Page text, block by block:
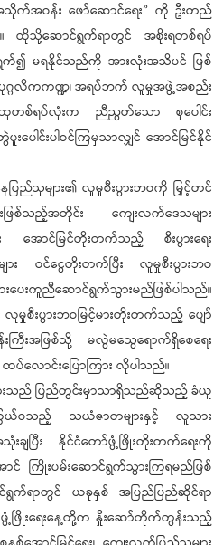
အသိုက်အဝန်း ဖော်ဆောင်ရေး” ကို ဦးတည်
။ ထိုသို့ဆောင်ရွက်ရာတွင် အစိုးရတစ်ရပ်
က်၍ မရနိုင်သည်ကို အားလုံးအသိပင် ဖြစ်
ဂ္ဂလိကကဏ္ဍ၊ အရပ်ဘက် လူမှုအဖွဲ့အစည်း
ထုတစ်ရပ်လုံးက ညီညွတ်သော စုပေါင်း
ေါင်းပါဝင်ကြမှသာလျှင် အောင်မြင်နိုင်
ြည်သူများ၏ လူမှုစီးပွားဘဝကို မြှင့်တင်
းဖြစ်သည့်အတိုင်း ကျေးလက်ဒေသများ
အောင်မြင်တိုးတက်သည့် စီးပွားရေး
ျား ဝင်ငွေတိုးတက်ပြီး လူမှုစီးပွားဘဝ
ပေးကူညီဆောင်ရွက်သွားမည်ဖြစ်ပါသည်။
မှုစီးပွားဘဝမြင့်မားတိုးတက်သည့် ပျော်
ြီးအဖြစ်သို့ မလွဲမသွေရောက်ရှိစေရေး
လောင်းပြောကြား လိုပါသည်။
ားသည် ပြည်တွင်းမှာသာရှိသည်ဆိုသည့် ခံယူ
ဝသည့် သယံဇာတများနှင့် လူသား
းချပြီး နိုင်ငံတော်ဖွံ့ဖြိုးတိုးတက်ရေးကို
င် ကြိုးပမ်းဆောင်ရွက်သွားကြရမည်ဖြစ်
က်ရာတွင် ယခုနှစ် အပြည်ပြည်ဆိုင်ရာ
ဖွံ့ဖြိုးရေးနေ့တို့က နှိုးဆော်တိုက်တွန်းသည့်